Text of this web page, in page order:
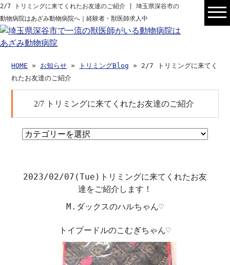
2/7 トリミングに来てくれたお友達のご紹介 | 埼玉県深谷市の
動物病院はあざみ動物病院へ｜経験者・獣医師求人中
HOME » お知らせ » トリミングBlog » 2/7 トリミングに来てく
れたお友達のご紹介
2/7 トリミングに来てくれたお友達のご紹介
2023/02/07(Tue) トリミングに来てくれたお友
達をご紹介します！
M.ダックスのハルちゃん♡
トイプードルのこむぎちゃん♡